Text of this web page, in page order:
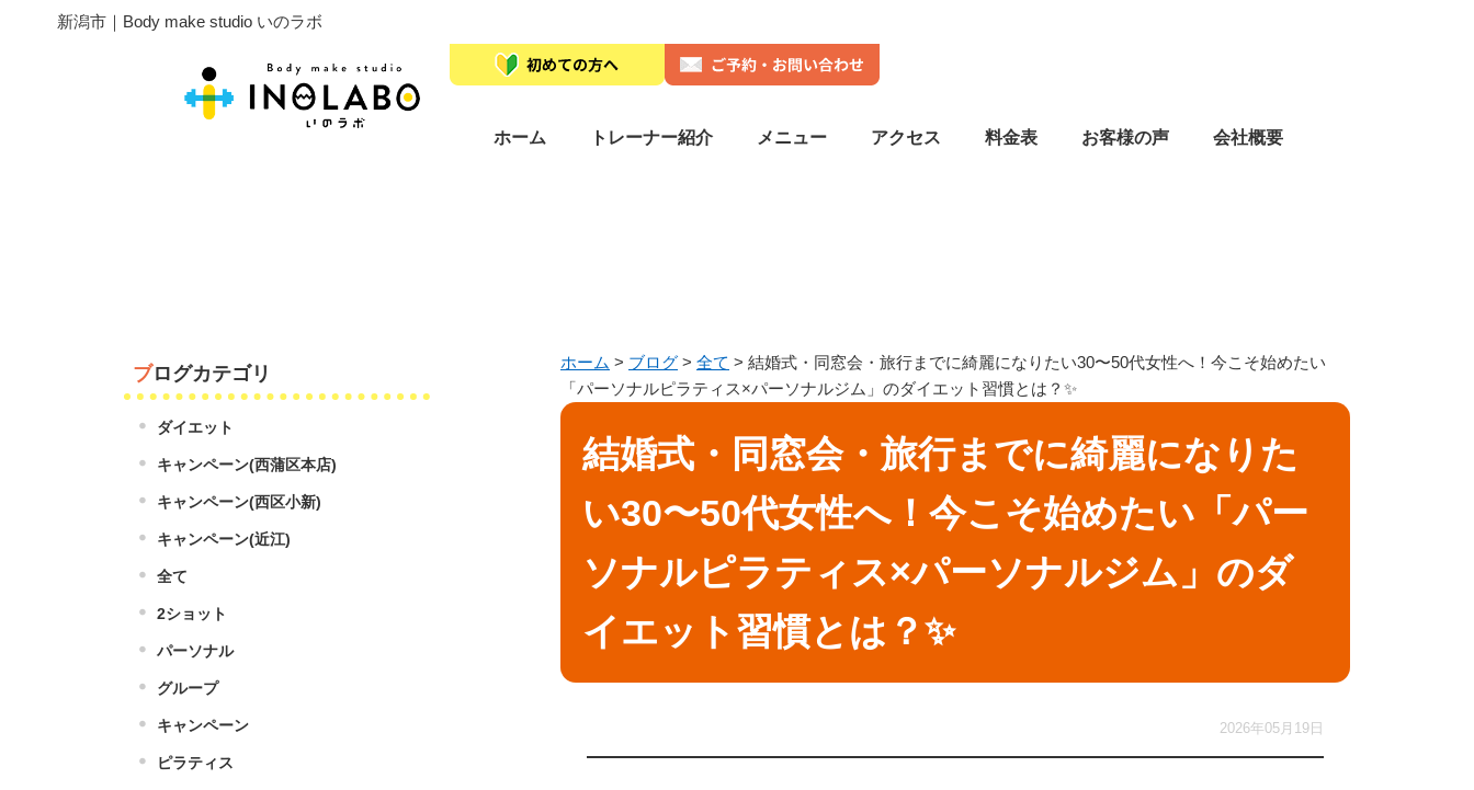
新潟市｜Body make studio いのラボ
ホーム トレーナー紹介 メニュー アクセス 料金表 お客様の声 会社概要
ホーム > ブログ > 全て > 結婚式・同窓会・旅行までに綺麗になりたい30〜50代女性へ！今こそ始めたい
「パーソナルピラティス×パーソナルジム」のダイエット習慣とは？✨
結婚式・同窓会・旅行までに綺麗になりた
い30〜50代女性へ！今こそ始めたい「パー
ソナルピラティス×パーソナルジム」のダ
イエット習慣とは？✨
2026年05月19日
ブログカテゴリ
ダイエット
キャンペーン(西蒲区本店)
キャンペーン(西区小新)
キャンペーン(近江)
全て
2ショット
パーソナル
グループ
キャンペーン
ピラティス